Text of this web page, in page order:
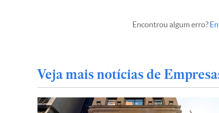
Encontrou algum erro?
Veja mais notícias de